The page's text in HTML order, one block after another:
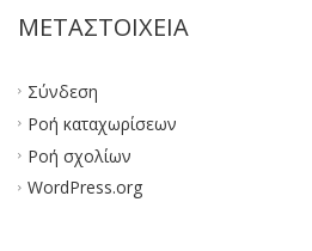
ΜΕΤΑΣΤΟΙΧΕΊΑ
Σύνδεση
Ροή καταχωρίσεων
Ροή σχολίων
WordPress.org